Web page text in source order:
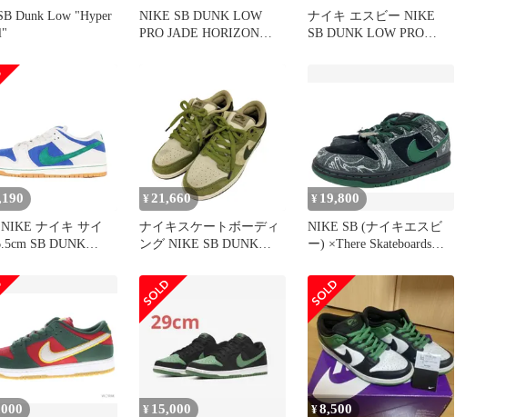
Dunk Low "Hyper
NIKE SB DUNK LOW
PRO JADE HORIZON
ナイキ エスビー NIKE
SB DUNK LOW PRO
27 グレー ブルー
▲■260302
ナイキ サイ
SB DUNK
ロー プロ ファン
マラカイト ハイパ
ヤル US8.5 ローカ
スニーカー スケー
ューズ 靴【メン
¥ 21,660
ナイキスケートボーディ
ング NIKE SB DUNK
メンズ JPN：27
¥ 19,800
NIKE SB (ナイキエスビ
ー) ×There Skateboards
プロ HF7743-001 27cm
US9 グリーン×ブラック
メンズ/043
¥ 15,000 ¥8,500